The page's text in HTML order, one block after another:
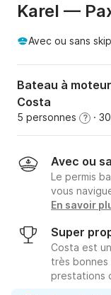
Karel —
Avec ou sans
Bateau à
Costa
5 personnes ? ·
Avec ou
Le permis
vous
En savoir
Super
Costa est
très
prestations